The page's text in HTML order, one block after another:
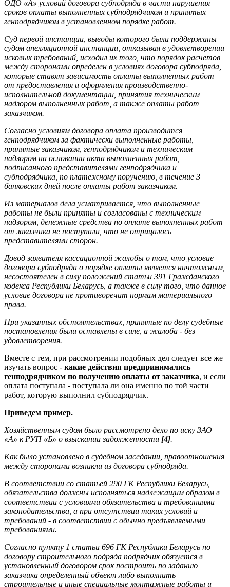
ОДО «А» условий договора субподряда в части нарушения
сроков оплаты выполненных субподрядчиком и принятых
генподрядчиком в установленном порядке работ.
Суд первой инстанции, выводы которого были поддержаны
судом апелляционной инстанции, отказывая в удовлетворении
исковых требований, исходил их того, что порядок расчетов
между сторонами определен в условиях договора субподряда,
которые ставят зависимость оплаты выполненных работ
от предоставления и оформления производственно-
исполнительной документации, принятия техническим
надзором выполненных работ, а также оплаты работ
заказчиком.
Согласно условиям договора оплата производится
генподрядчиком за фактически выполненные работы,
принятые заказчиком, генподрядчиком и техническим
надзором на основании акта выполненных работ,
подписанного представителями генподрядчика и
субподрядчика, по платежному поручению, в течение 3
банковских дней после оплаты работ заказчиком.
Из материалов дела усматривается, что выполненные
работы не были приняты и согласованы с техническим
надзором, денежные средства по оплате выполненных работ
от заказчика не поступали, что не отрицалось
представителями сторон.
Довод заявителя кассационной жалобы о том, что условие
договора субподряда о порядке оплаты является ничтожным,
несостоятелен в силу положений статьи 391 Гражданского
кодекса Республики Беларусь, а также в силу того, что данное
условие договора не противоречит нормам материального
права.
При указанных обстоятельствах, принятые по делу судебные
постановления были оставлены в силе, а жалоба - без
удовлетворения.
Вместе с тем, при рассмотрении подобных дел следует все же
изучать вопрос - какие действия предпринимались
генподрядчиком по получению оплаты от заказчика, и если
оплата поступала - поступала ли она именно по той части
работ, которую выполнил субподрядчик.
Приведем пример.
Хозяйственным судом было рассмотрено дело по иску ЗАО
«А» к РУП «Б» о взыскании задолженности [4].
Как было установлено в судебном заседании, правоотношения
между сторонами возникли из договора субподряда.
В соответствии со статьей 290 ГК Республики Беларусь,
обязательства должны исполняться надлежащим образом в
соответствии с условиями обязательства и требованиями
законодательства, а при отсутствии таких условий и
требований - в соответствии с обычно предъявляемыми
требованиями.
Согласно пункту 1 статьи 696 ГК Республики Беларусь по
договору строительного подряда подрядчик обязуется в
установленный договором срок построить по заданию
заказчика определенный объект либо выполнить
строительные и иные специальные монтажные работы и